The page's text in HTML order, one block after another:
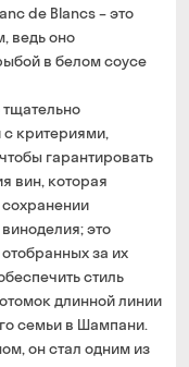
de Blancs – это
ведь оно
в белом соусе
тщательно
с критериями,
гарантировать
вин, которая
это
за их
стиль
длинной линии
семьи в Шампани.
он стал одним из